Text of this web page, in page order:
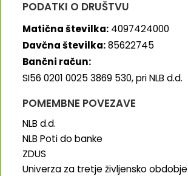
PODATKI O DRUŠTVU
Matična številka:4097424000
Davčna številka:85622745
Bančni račun:
SI56 0201 0025 3869 530, pri NLB d.d.
POMEMBNE POVEZAVE
NLB d.d.
NLB Poti do banke
ZDUS
Univerza za tretje življensko obdobje